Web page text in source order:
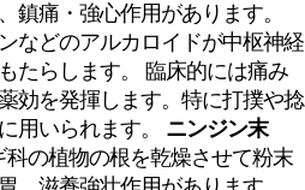
鎮痛・強心作用があります。
などのアルカロイドが中枢神経
たらします。 臨床的には痛み
効を発揮します。特に打撲や捻
用いられます。 ニンジン末
科の植物の根を乾燥させて粉末